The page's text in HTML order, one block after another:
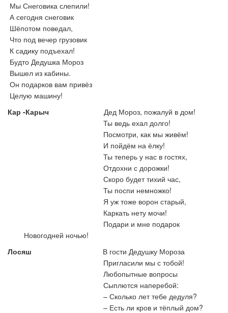
Мы Снеговика слепили!
А сегодня снеговик
Шёпотом поведал,
Что под вечер грузовик
К садику подъехал!
Будто Дедушка Мороз
Вышел из кабины.
Он подарков вам привёз
Целую машину!
Кар -Карыч
Дед Мороз, пожалуй в дом!
Ты ведь ехал долго!
Посмотри, как мы живём!
И пойдём на ёлку!
Ты теперь у нас в гостях,
Отдохни с дорожки!
Скоро будет тихий час,
Ты поспи немножко!
Я уж тоже ворон старый,
Каркать нету мочи!
Подари и мне подарок
Новогодней ночью!
Лосяш
В гости Дедушку Мороза
Пригласили мы с тобой!
Любопытные вопросы
Сыплются наперебой:
– Сколько лет тебе дедуля?
– Есть ли кров и тёплый дом?